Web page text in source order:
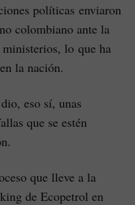
políticas enviaron
colombiano ante la
lo que ha
la nación.
eso sí, unas
que se estén
que lleve a la
de Ecopetrol en